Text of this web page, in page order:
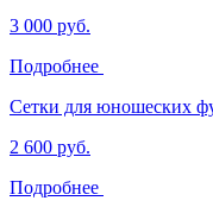
3 000 руб.
Подробнее
Сетки для юношеских
2 600 руб.
Подробнее